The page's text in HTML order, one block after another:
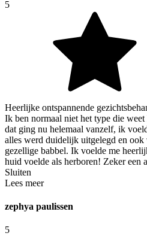
5
Heerlijke ontspannende
Ik ben normaal niet het type die
dat ging nu helemaal vanzelf, ik
alles werd duidelijk uitgelegd en ook
gezellige babbel. Ik voelde me
huid voelde als herboren! Zeker een
Sluiten
Lees meer
zephya paulissen
5